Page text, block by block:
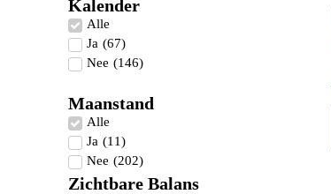
Kalender
Alle
Ja (67)
Nee (146)
Maanstand
Alle
Ja (11)
Nee (202)
Zichtbare Balans